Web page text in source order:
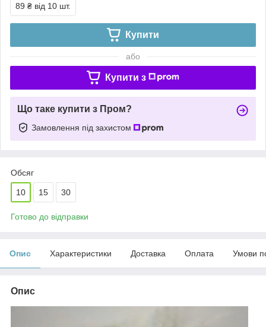
89 ₴ від 10 шт.
Купити
або
Купити з
Що таке купити з Пром?
Замовлення під захистом
Обсяг
10 15 30
Готово до відправки
Опис Характеристики Доставка Оплата Умови
Опис